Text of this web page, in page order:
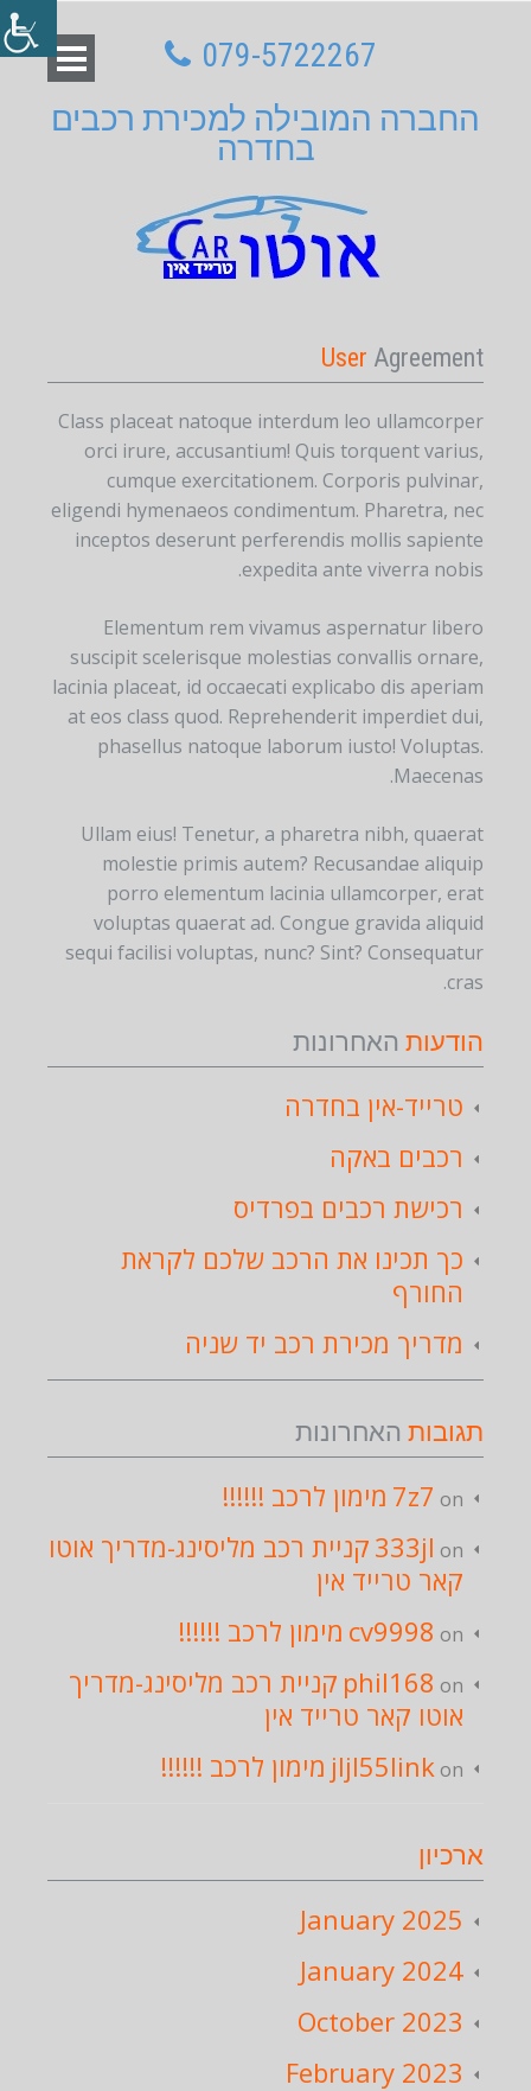
079-5722267
החברה המובילה למכירת רכבים
בחדרה
User Agreement
Class placeat natoque interdum leo ullamcorper
orci irure, accusantium! Quis torquent varius,
cumque exercitationem. Corporis pulvinar,
eligendi hymenaeos condimentum. Pharetra, nec
inceptos deserunt perferendis mollis sapiente
expedita ante viverra nobis.
Elementum rem vivamus aspernatur libero
suscipit scelerisque molestias convallis ornare,
lacinia placeat, id occaecati explicabo dis aperiam
at eos class quod. Reprehenderit imperdiet dui,
phasellus natoque laborum iusto! Voluptas.
Maecenas.
Ullam eius! Tenetur, a pharetra nibh, quaerat
molestie primis autem? Recusandae aliquip
porro elementum lacinia ullamcorper, erat
voluptas quaerat ad. Congue gravida aliquid
sequi facilisi voluptas, nunc? Sint? Consequatur
cras.
הודעות האחרונות
טרייד-אין בחדרה
רכבים באקה
רכישת רכבים בפרדיס
כך תכינו את הרכב שלכם לקראת
החורף
מדריך מכירת רכב יד שניה
תגובות האחרונות
7z7 on
מימון לרכב !!!!!!
333jl on
קניית רכב מליסינג-מדריך אוטו
קאר טרייד אין
cv9998 on
מימון לרכב !!!!!!
phil168 on
קניית רכב מליסינג-מדריך
אוטו קאר טרייד אין
jljl55link on מימון לרכב !!!!!!
ארכיון
January 2025
January 2024
October 2023
February 2023